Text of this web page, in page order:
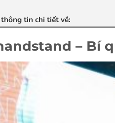
tin chi tiết về:
– Bí